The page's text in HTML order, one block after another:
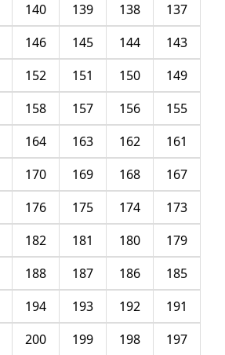
137
138
139
140
143
144
145
146
149
150
151
152
155
156
157
158
161
162
163
164
167
168
169
170
173
174
175
176
179
180
181
182
185
186
187
188
191
192
193
194
197
198
199
200